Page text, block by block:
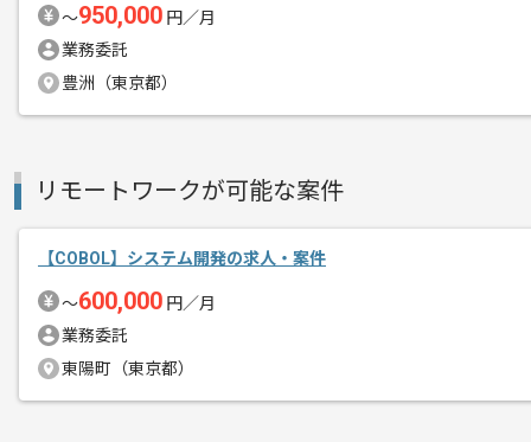
〜950,000 円／月
業務委託
豊洲（東京都）
リモートワークが可能な案件
【COBOL】システム開発の求人・案件
〜600,000 円／月
業務委託
東陽町（東京都）